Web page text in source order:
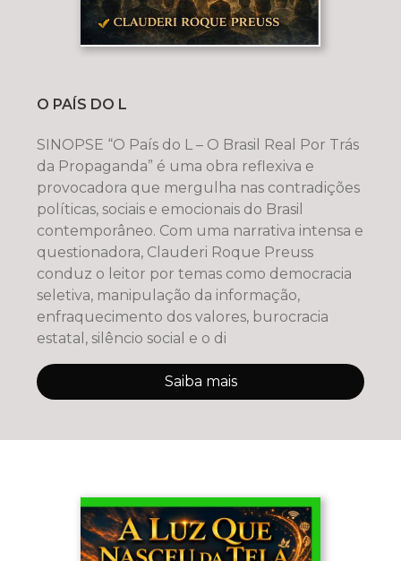
O PAÍS DO L
SINOPSE “O País do L – O Brasil Real Por Trás
da Propaganda” é uma obra reflexiva e
provocadora que mergulha nas contradições
políticas, sociais e emocionais do Brasil
contemporâneo. Com uma narrativa intensa e
questionadora, Clauderi Roque Preuss
conduz o leitor por temas como democracia
seletiva, manipulação da informação,
enfraquecimento dos valores, burocracia
estatal, silêncio social e o di
Saiba mais